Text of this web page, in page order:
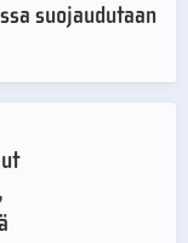
suojaudutaan